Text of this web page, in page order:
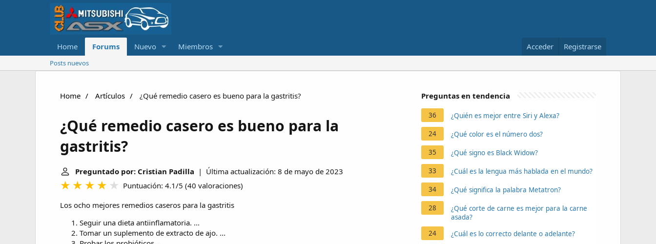
Home Forums Nuevo Miembros Acceder Registrarse
Posts nuevos
Home Artículos ¿Qué remedio casero es bueno para la gastritis?
¿Qué remedio casero es bueno para la
gastritis?
Preguntado por: Cristian Padilla | Última actualización: 8 de mayo de 2023
Puntuación: 4.1/5 (40 valoraciones)
Los ocho mejores remedios caseros para la gastritis
Seguir una dieta antiinflamatoria. ...
Tomar un suplemento de extracto de ajo. ...
Preguntas en tendencia
36 ¿Quién es mejor entre Siri y Alexa?
24 ¿Qué color es el número dos?
35 ¿Qué signo es Black Widow?
33 ¿Cuál es la lengua más hablada en el mundo?
34 ¿Qué significa la palabra Metatron?
28
¿Qué corte de carne es mejor para la carne
asada?
24
¿Cuál es lo correcto delante o adelante?